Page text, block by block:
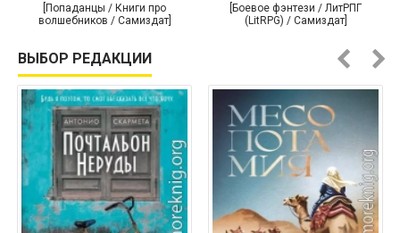
[Попаданцы / Книги про
волшебников / Самиздат]
[Боевое фэнтези / ЛитРПГ
(LitRPG) / Самиздат]
ВЫБОР РЕДАКЦИИ